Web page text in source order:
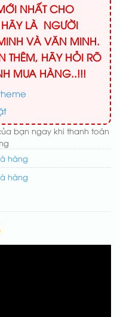
NHẤT CHO
HÃY LÀ NGƯỜI
VÀ VĂN MINH.
THÊM, HÃY HỎI RÕ
MUA HÀNG..!!!
bạn ngay khi thanh toán
hàng
hàng